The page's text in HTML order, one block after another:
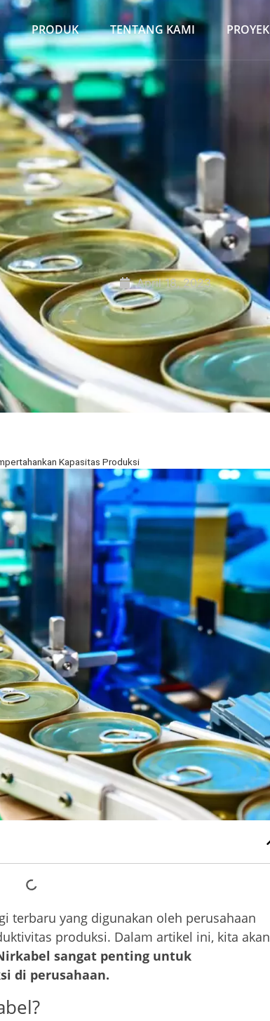
PRODUK TENTANG KAMI PROYEK
April 18, 2023
Kapasitas Produksi
terbaru yang digunakan oleh perusahaan
produksi. Dalam artikel ini, kita akan
sangat penting untuk
di perusahaan.